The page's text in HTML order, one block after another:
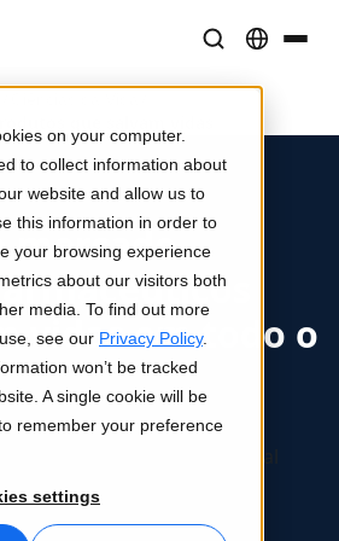
on your computer.
to collect information about
website and allow us to
this information in order to
your browsing experience
about our visitors both
media. To find out more
see our Privacy Policy.
won’t be tracked
A single cookie will be
remember your preference
settings
humana
em qualquer lugar
tela
alinhadas com a sua marca
de trabalho, de forma simples
IA
tempo real
clientes
sobre conteúdo global
mercado
vidas em todo o
ajudou uma empresa
colocar no mercado mundial
vidas.